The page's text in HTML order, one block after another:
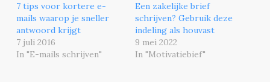
7 tips voor kortere e-
mails waarop je sneller
antwoord krijgt
7 juli 2016
In "E-mails schrijven"
Een zakelijke brief
schrijven? Gebruik deze
indeling als houvast
9 mei 2022
In "Motivatiebief"